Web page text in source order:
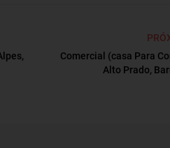
Comercial (casa Para
Alto Prado,